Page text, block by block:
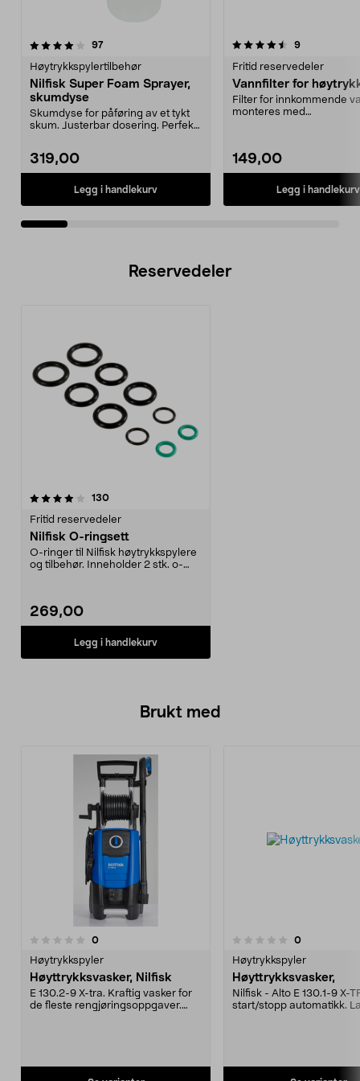
97anmeldelser
Høytrykkspylertilbehør
Nilfisk Super Foam Sprayer,
skumdyse
Skumdyse for påføring av et tykt
skum. Justerbar dosering. Perfekt
319,00
Legg i handlekurv
4.5av 5 stjerner 9anmeldelser
Fritid reservedeler
Vannfilter for
Filter for innkommende
monteres med
149,00
Legg i handlekurv
4.5av 5 stjerner
Reservedeler
130anmeldelser
Fritid reservedeler
Nilfisk O-ringsett
O-ringer til Nilfisk høytrykkspylere
og tilbehør. Inneholder 2 stk. o-
269,00
Legg i handlekurv
Brukt med
0anmeldelser
Høytrykkspyler
Høyttrykksvasker, Nilfisk
E 130.2-9 X-tra. Kraftig vasker for
de fleste rengjøringsoppgaver.
standard-, powerspeed- og
skummunnstykke, slangevinde
0.0 av 5 stjerner 0anmeldelser
Høytrykkspyler
Høyttrykksvasker,
Nilfisk - Alto E 130.1-9 X-
start/stopp automatikk.
130 bar, vannmengde
l/timen, effekt 2,1 kW. Vekt